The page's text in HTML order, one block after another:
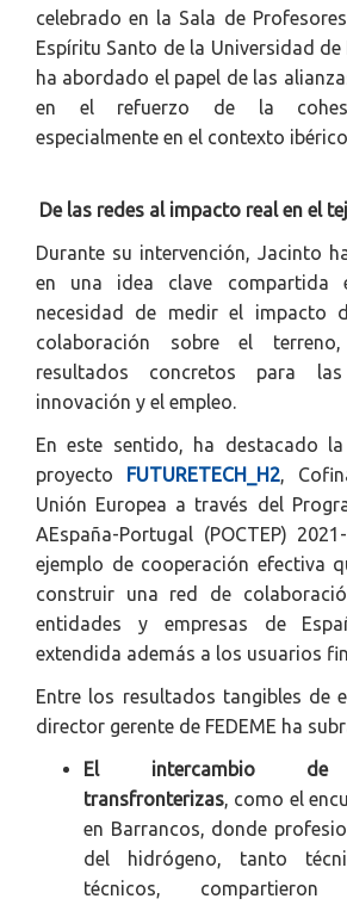
celebrado en la Sala de
Espíritu Santo de la Universidad de
ha abordado el papel de las
en el refuerzo de la
especialmente en el contexto
De las redes al impacto real en el
Durante su intervención, Jacinto
en una idea clave compartida
necesidad de medir el impacto
colaboración sobre el
resultados concretos para
innovación y el empleo.
En este sentido, ha destacado la
proyecto FUTURETECH_H2,
Unión Europea a través del
AEspaña-Portugal (POCTEP)
ejemplo de cooperación efectiva
construir una red de
entidades y empresas de
extendida además a los usuarios
Entre los resultados tangibles de
director gerente de FEDEME ha
El intercambio de
transfronterizas, como el
en Barrancos, donde
del hidrógeno, tanto
técnicos, compartieron